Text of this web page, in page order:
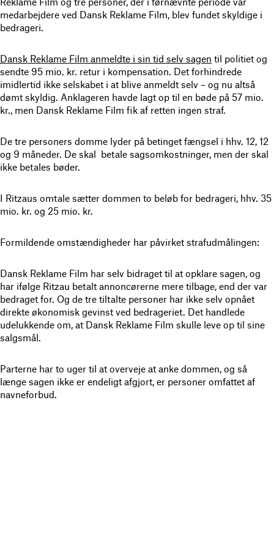
medarbejdere ved Dansk Reklame Film, blev fundet skyldige i
bedrageri.
Dansk Reklame Film anmeldte i sin tid selv sagen til politiet og
sendte 95 mio. kr. retur i kompensation. Det forhindrede
imidlertid ikke selskabet i at blive anmeldt selv – og nu altså
dømt skyldig. Anklageren havde lagt op til en bøde på 57 mio.
kr., men Dansk Reklame Film fik af retten ingen straf.
De tre personers domme lyder på betinget fængsel i hhv. 12, 12
og 9 måneder. De skal betale sagsomkostninger, men der skal
ikke betales bøder.
I Ritzaus omtale sætter dommen to beløb for bedrageri, hhv. 35
mio. kr. og 25 mio. kr.
Formildende omstændigheder har påvirket strafudmålingen:
Dansk Reklame Film har selv bidraget til at opklare sagen, og
har ifølge Ritzau betalt annoncørerne mere tilbage, end der var
bedraget for. Og de tre tiltalte personer har ikke selv opnået
direkte økonomisk gevinst ved bedrageriet. Det handlede
udelukkende om, at Dansk Reklame Film skulle leve op til sine
salgsmål.
Parterne har to uger til at overveje at anke dommen, og så
længe sagen ikke er endeligt afgjort, er personer omfattet af
navneforbud.